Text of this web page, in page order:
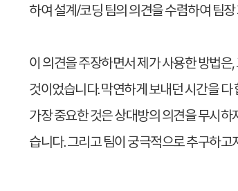
하여 설계/코딩 팀의 의견을 수렴하여 팀
이 의견을 주장하면서 제가 사용한 방법
것이었습니다. 막연하게 보내던 시간을
가장 중요한 것은 상대방의 의견을 무시
습니다. 그리고 팀이 궁극적으로 추구하